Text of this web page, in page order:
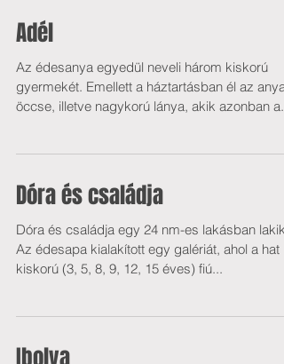
Adél
Az édesanya egyedül neveli három kiskorú
gyermekét. Emellett a háztartásban él az anya
öccse, illetve nagykorú lánya, akik azonban a...
Dóra és családja
Dóra és családja egy 24 nm-es lakásban lakik.
Az édesapa kialakított egy galériát, ahol a hat
kiskorú (3, 5, 8, 9, 12, 15 éves) fiú...